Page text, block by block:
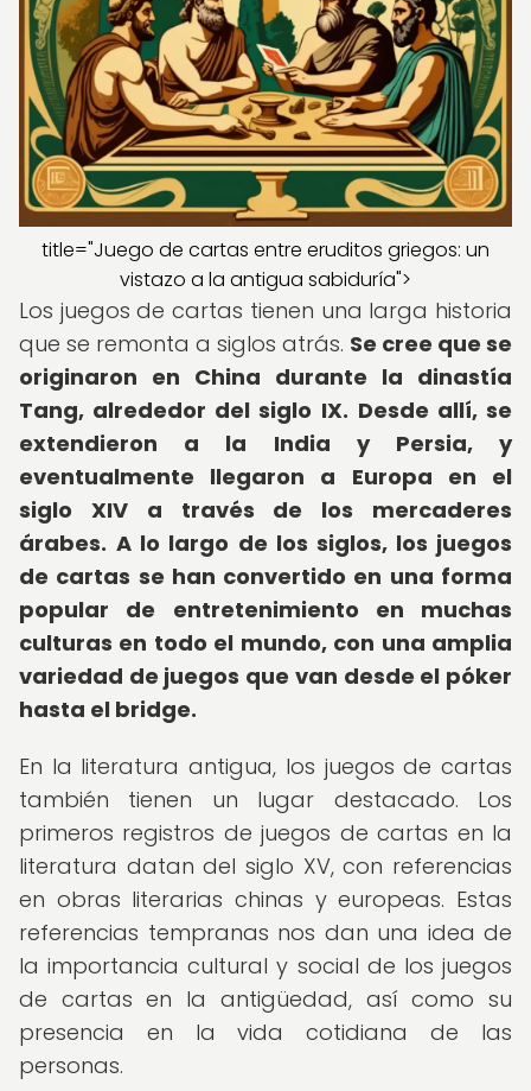
title="Juego de cartas entre eruditos griegos: un
vistazo a la antigua sabiduría">
Los juegos de cartas tienen una larga historia
que se remonta a siglos atrás. Se cree que se
originaron en China durante la dinastía
Tang, alrededor del siglo IX. Desde allí, se
extendieron a la India y Persia, y
eventualmente llegaron a Europa en el
siglo XIV a través de los mercaderes
árabes. A lo largo de los siglos, los juegos
de cartas se han convertido en una forma
popular de entretenimiento en muchas
culturas en todo el mundo, con una amplia
variedad de juegos que van desde el póker
hasta el bridge.
En la literatura antigua, los juegos de cartas
también tienen un lugar destacado. Los
primeros registros de juegos de cartas en la
literatura datan del siglo XV, con referencias
en obras literarias chinas y europeas. Estas
referencias tempranas nos dan una idea de
la importancia cultural y social de los juegos
de cartas en la antigüedad, así como su
presencia en la vida cotidiana de las
personas.